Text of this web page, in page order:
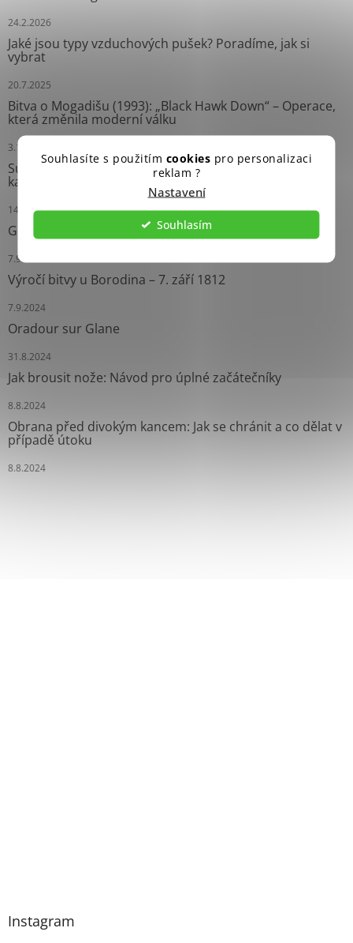
Souhlasíte s použitím cookies pro personalizaci
reklam ?
Nastavení
Souhlasím
24.2.2026
Jaké jsou typy vzduchových pušek? Poradíme, jak si
vybrat
20.7.2025
Bitva o Mogadišu (1993): „Black Hawk Down“ – Operace,
která změnila moderní válku
3.10.2024
Survival náramky: Neprávem opomíjení pomocníci
každého dobrodruha
14.9.2024
Grease Gun: Ikonický Samopal Druhé světové války
7.9.2024
Výročí bitvy u Borodina – 7. září 1812
7.9.2024
Oradour sur Glane
31.8.2024
Jak brousit nože: Návod pro úplné začátečníky
8.8.2024
Obrana před divokým kancem: Jak se chránit a co dělat v
případě útoku
8.8.2024
Instagram